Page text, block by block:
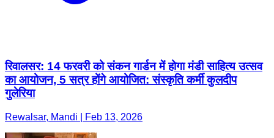
रिवालसर: 14 फरवरी को संकन गार्डन में होगा मंडी साहित्य उत्सव
का आयोजन, 5 सत्र होंगे आयोजित: संस्कृति कर्मी कुलदीप
गुलेरिया
Rewalsar, Mandi | Feb 13, 2026